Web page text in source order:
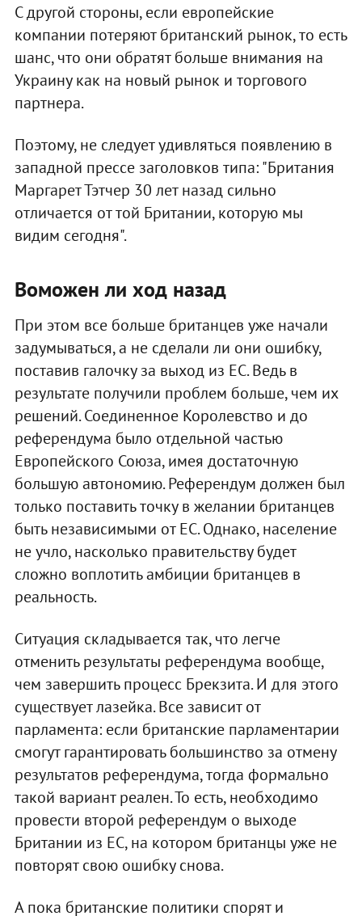
С другой стороны, если европейские
компании потеряют британский рынок, то есть
шанс, что они обратят больше внимания на
Украину как на новый рынок и торгового
партнера.
Поэтому, не следует удивляться появлению в
западной прессе заголовков типа: "Британия
Маргарет Тэтчер 30 лет назад сильно
отличается от той Британии, которую мы
видим сегодня".
Воможен ли ход назад
При этом все больше британцев уже начали
задумываться, а не сделали ли они ошибку,
поставив галочку за выход из ЕС. Ведь в
результате получили проблем больше, чем их
решений. Соединенное Королевство и до
референдума было отдельной частью
Европейского Союза, имея достаточную
большую автономию. Референдум должен был
только поставить точку в желании британцев
быть независимыми от ЕС. Однако, население
не учло, насколько правительству будет
сложно воплотить амбиции британцев в
реальность.
Ситуация складывается так, что легче
отменить результаты референдума вообще,
чем завершить процесс Брекзита. И для этого
существует лазейка. Все зависит от
парламента: если британские парламентарии
смогут гарантировать большинство за отмену
результатов референдума, тогда формально
такой вариант реален. То есть, необходимо
провести второй референдум о выходе
Британии из ЕС, на котором британцы уже не
повторят свою ошибку снова.
А пока британские политики спорят и